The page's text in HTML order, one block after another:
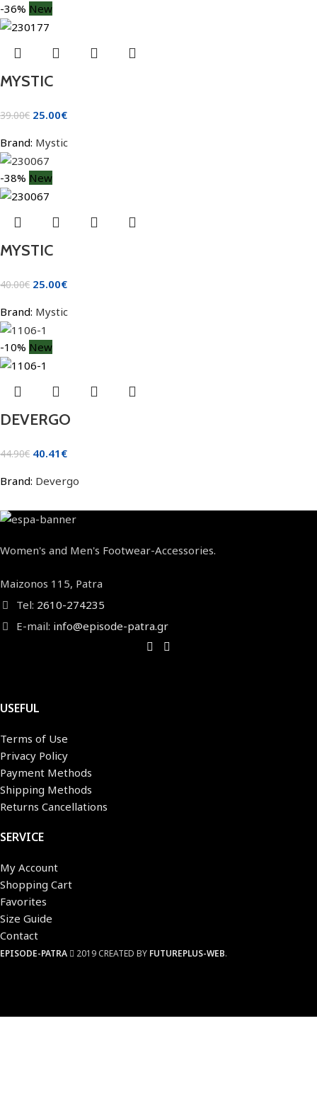
-36% New
MYSTIC
39.00€ 25.00€
Brand: Mystic
-38% New
MYSTIC
40.00€ 25.00€
Brand: Mystic
-10% New
DEVERGO
44.90€ 40.41 €
Brand: Devergo
Women's and Men's Footwear-Accessories.
Maizonos 115, Patra
Tel: 2610-274235
E-mail: info@episode-patra.gr
USEFUL
Terms of Use
Privacy Policy
Payment Methods
Shipping Methods
Returns Cancellations
SERVICE
My Account
Shopping Cart
Favorites
Size Guide
Contact
EPISODE-PATRA 2019 CREATED BY FUTUREPLUS-WEB.